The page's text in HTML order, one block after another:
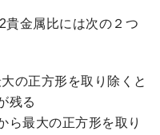
貴金属比には次の２つ
の正方形を取り除くと
残る
ら最大の正方形を取り